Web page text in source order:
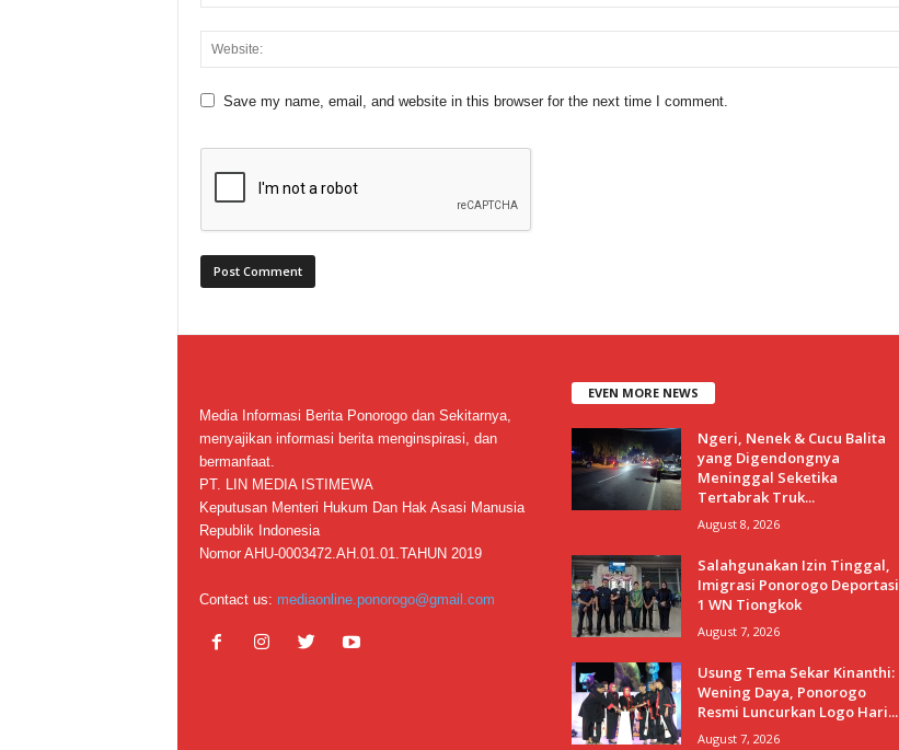
Save my name, email, and website in this browser for the next time I comment.
Media Informasi Berita Ponorogo dan Sekitarnya,
menyajikan informasi berita menginspirasi, dan
bermanfaat.
PT. LIN MEDIA ISTIMEWA
Keputusan Menteri Hukum Dan Hak Asasi Manusia
Republik Indonesia
Nomor AHU-0003472.AH.01.01.TAHUN 2019
Contact us: mediaonline.ponorogo@gmail.com
EVEN MORE NEWS
Ngeri, Nenek & Cucu Balita
yang Digendongnya
Meninggal Seketika
Tertabrak Truk...
August 8, 2026
Salahgunakan Izin Tinggal,
Imigrasi Ponorogo Deportasi
1 WN Tiongkok
August 7, 2026
Usung Tema Sekar Kinanthi:
Wening Daya, Ponorogo
Resmi Luncurkan Logo Hari...
August 7, 2026